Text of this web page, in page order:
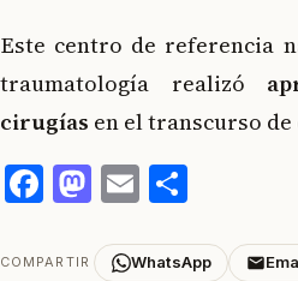
Este centro de referencia
traumatología realizó
cirugías en el transcurso
Facebook
Mastodon
Email
COMPARTIR WhatsApp